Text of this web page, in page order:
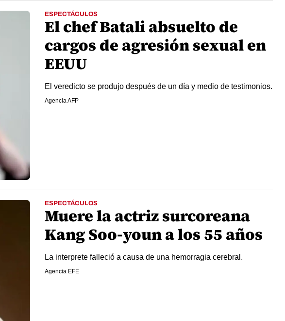
ESPECTÁCULOS
El chef Batali absuelto de
cargos de agresión sexual en
EEUU
El veredicto se produjo después de un día y medio de testimonios.
Agencia AFP
ESPECTÁCULOS
Muere la actriz surcoreana
Kang Soo-youn a los 55 años
La interprete falleció a causa de una hemorragia cerebral.
Agencia EFE